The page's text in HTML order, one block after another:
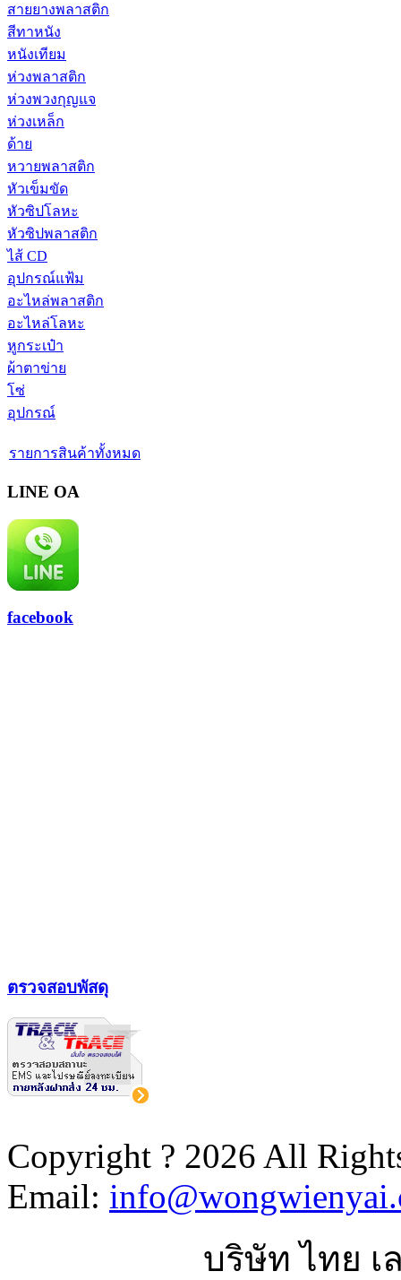
สายยางพลาสติก
สีทาหนัง
หนังเทียม
ห่วงพลาสติก
ห่วงพวงกุญแจ
ห่วงเหล็ก
ด้าย
หวายพลาสติก
หัวเข็มขัด
หัวซิปโลหะ
หัวซิปพลาสติก
ไส้ CD
อุปกรณ์แฟ้ม
อะไหล่พลาสติก
อะไหล่โลหะ
หูกระเป๋า
ผ้าตาข่าย
โซ่
อุปกรณ์
รายการสินค้าทั้งหมด
LINE OA
facebook
ตรวจสอบพัสดุ
Copyright ? 2026 All
Email:
บริษัท ไทย เ